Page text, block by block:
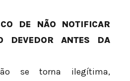
DE NÃO NOTIFICAR
DEVEDOR ANTES DA
se torna ilegítima,